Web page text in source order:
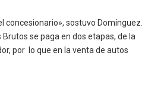
sostuvo Domínguez.
se paga en dos etapas, de la
por lo que en la venta de autos